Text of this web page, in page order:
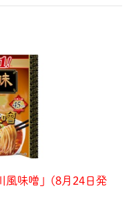
風味噌」(8月24日発